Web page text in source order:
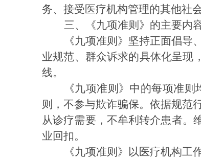
务、接受医疗机构管理的其他社
三、《九项准则》的主要内
《九项准则》坚持正面倡
业规范、群众诉求的具体化呈现
线。
《九项准则》中的每项准
则，不参与欺诈骗保。依据规范
从诊疗需要，不牟利转介患者。
业回扣。
《九项准则》以医疗机构